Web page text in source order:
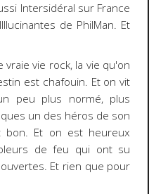
Intersidéral sur France
de PhilMan. Et
vraie vie rock, la vie qu'on
est chafouin. Et on vit
peu plus normé, plus
un des héros de son
bon. Et on est heureux
de feu qui ont su
Et rien que pour